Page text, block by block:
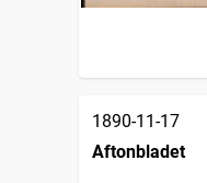
1890-11-17
Aftonbladet